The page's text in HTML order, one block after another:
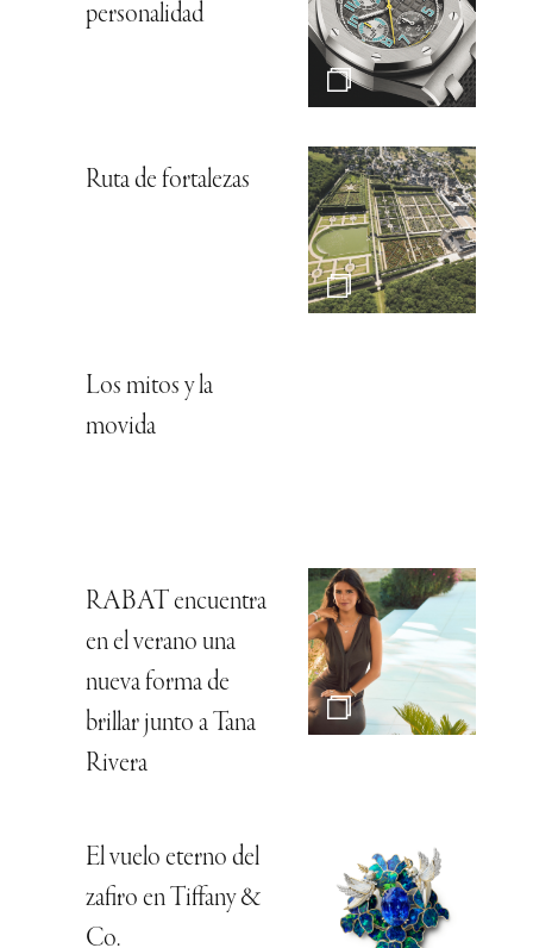
personalidad
Ruta de fortalezas
Los mitos y la
movida
RABAT encuentra
en el verano una
nueva forma de
brillar junto a Tana
Rivera
El vuelo eterno del
zafiro en Tiffany &
Co.